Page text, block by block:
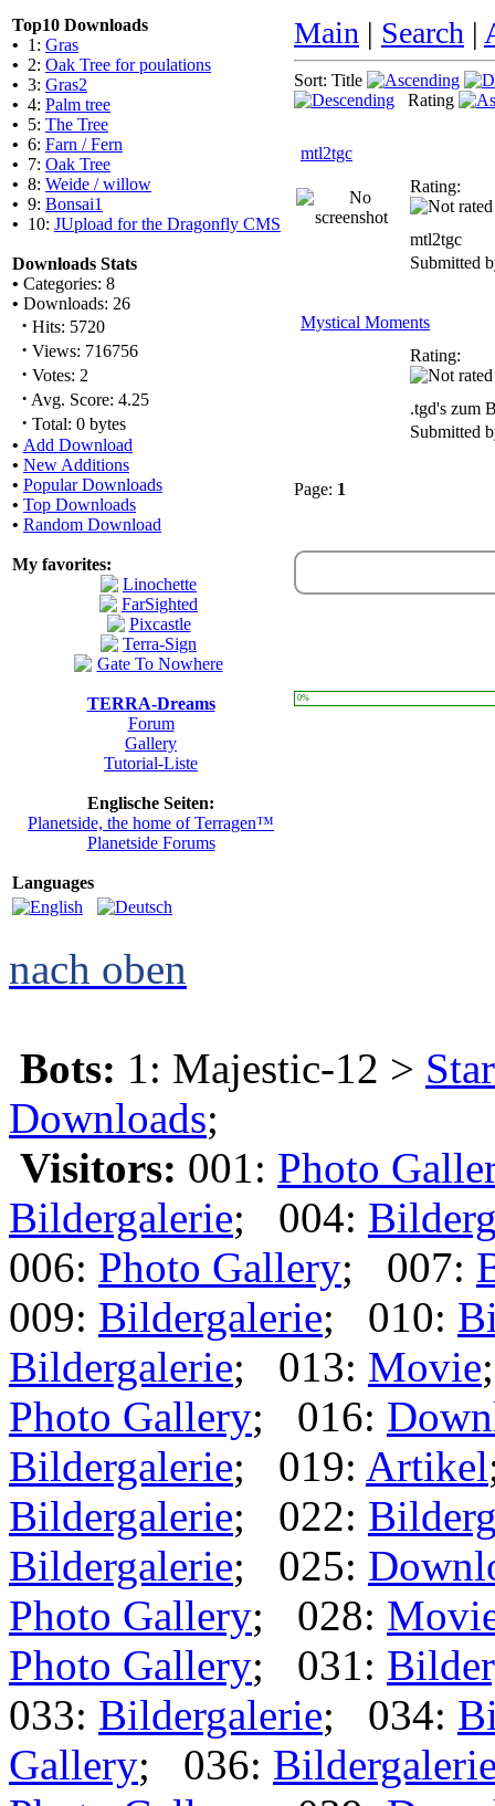
Top10 Downloads
• 1: Gras
• 2: Oak Tree for poulations
• 3: Gras2
• 4: Palm tree
• 5: The Tree
• 6: Farn / Fern
• 7: Oak Tree
• 8: Weide / willow
• 9: Bonsai1
• 10: JUpload for the Dragonfly CMS
Downloads Stats
• Categories: 8
• Downloads: 26
· Hits: 5720
· Views: 716756
· Votes: 2
· Avg. Score: 4.25
· Total: 0 bytes
• Add Download
• New Additions
• Popular Downloads
• Top Downloads
• Random Download
My favorites:
TERRA-Dreams
Forum
Gallery
Tutorial-Liste
Englische Seiten:
Planetside, the home of Terragen™
Planetside Forums
Languages
Main | Search |
Sort: Title
Rating
mtl2tgc
Rating:
mtl2tgc
Submitted
Mystical Moments
Rating:
.tgd's zum
Submitted
Page: 1
0%
nach oben
Bots: 1: Majestic-12 >
Downloads;
Visitors: 001: Photo
Bildergalerie; 004:
006: Photo Gallery; 007:
009: Bildergalerie; 010:
Bildergalerie; 013: Movie
Photo Gallery; 016:
Bildergalerie; 019: Artikel
Bildergalerie; 022:
Bildergalerie; 025:
Photo Gallery; 028:
Photo Gallery; 031:
033: Bildergalerie; 034:
Gallery; 036: